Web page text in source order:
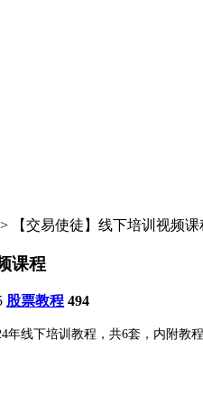
【交易使徒】线下培训视频课
课程
股票教程 494
年线下培训教程，共6套，内附教